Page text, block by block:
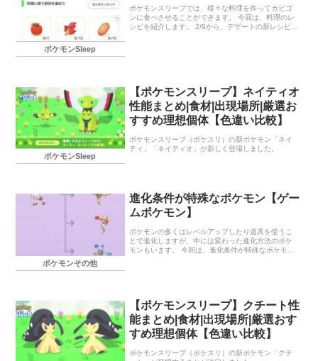
ポケモンSleep
ポケモンスリープでは、様々な料理を作ってカビゴ
ンに食べさせることができます。 今回は、料理のレ
シピを紹介します。 2/9から、デザートの新レシピが
ポケモンSleep
【ポケモンスリープ】ネイティオ
性能まとめ|食材|出現場所|厳選お
すすめ理想個体【色違い比較】
ポケモンスリープ（ポケスリ）の新ポケモン「ネイ
ティ」「ネイティオ」が新しく登場しました。
ポケモンその他
進化条件が特殊なポケモン【ゲー
ムポケモン】
ポケモンの多くはレベルアップしたり道具を使うこ
とで進化しますが、中には変わった進化方法のポケ
モンもいます。 今回は、進化条件が特殊なポケモン
【ポケモンスリープ】クチート性
能まとめ|食材|出現場所|厳選おす
すめ理想個体【色違い比較】
ポケモンスリープ（ポケスリ）の新ポケモン「クチ